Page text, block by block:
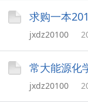
求购一本
jxdz20100
常大能源化
jxdz20100